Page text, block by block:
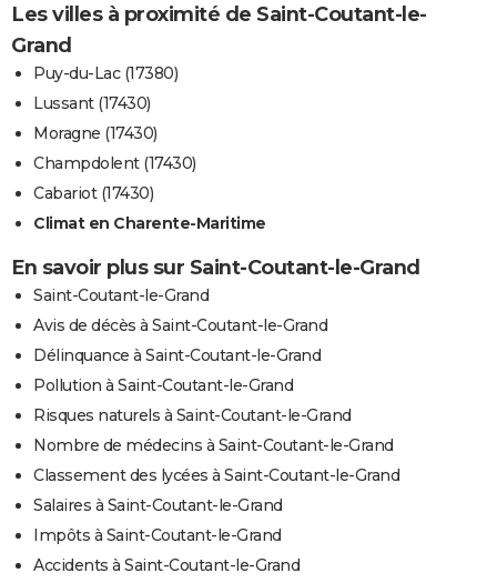
Les villes à proximité de Saint-Coutant-le-
Grand
Puy-du-Lac (17380)
Lussant (17430)
Moragne (17430)
Champdolent (17430)
Cabariot (17430)
Climat en Charente-Maritime
En savoir plus sur Saint-Coutant-le-Grand
Saint-Coutant-le-Grand
Avis de décès à Saint-Coutant-le-Grand
Délinquance à Saint-Coutant-le-Grand
Pollution à Saint-Coutant-le-Grand
Risques naturels à Saint-Coutant-le-Grand
Nombre de médecins à Saint-Coutant-le-Grand
Classement des lycées à Saint-Coutant-le-Grand
Salaires à Saint-Coutant-le-Grand
Impôts à Saint-Coutant-le-Grand
Accidents à Saint-Coutant-le-Grand